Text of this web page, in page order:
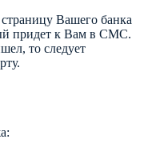
Вашего банка
придет к Вам в СМС.
то следует